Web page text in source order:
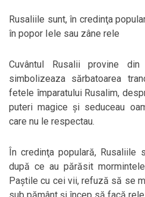
Rusaliile sunt, în credinţa
în popor Iele sau zâne rele
Cuvântul Rusalii provine din
simbolizeaza sărbatoarea
fetele împaratului Rusalim,
puteri magice şi seduceau
care nu le respectau.
În credinţa populară, Rusaliile
după ce au părăsit
Paştile cu cei vii, refuză să se